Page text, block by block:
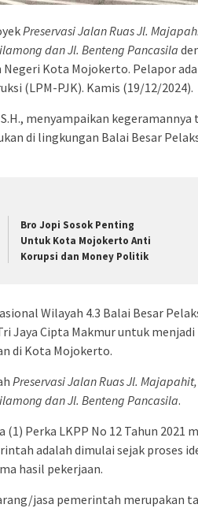
Preservasi Jalan Ruas Jl.
dan Jl. Benteng Pancasila
Kota Mojokerto. Pelapor
(LPM-PJK). Kamis (19/12/2024).
menyampaikan
di lingkungan Balai Besar
Bro Jopi Sosok Penting
Untuk Kota Mojokerto Anti
Korupsi dan Money Politik
Wilayah 4.3 Balai Besar
Jaya Cipta Makmur untuk
di Kota Mojokerto.
Preservasi Jalan Ruas Jl.
dan Jl. Benteng Pancasila.
(1) Perka LKPP No 12 Tahun 2021
adalah dimulai sejak proses
hasil pekerjaan.
jasa pemerintah merupakan